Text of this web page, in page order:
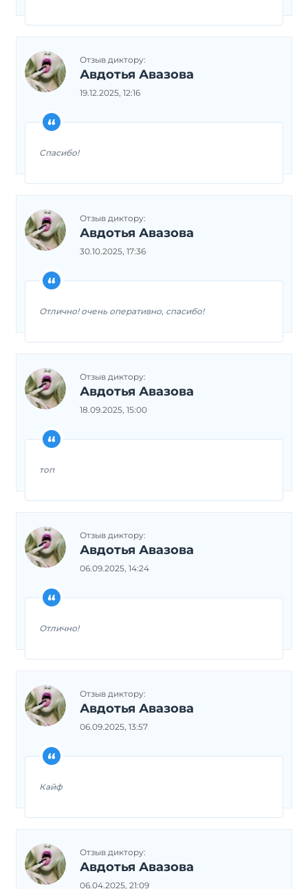
Отзыв диктору:
Авдотья Авазова
19.12.2025, 12:16
Спасибо!
Отзыв диктору:
Авдотья Авазова
30.10.2025, 17:36
Отлично! очень оперативно, спасибо!
Отзыв диктору:
Авдотья Авазова
18.09.2025, 15:00
топ
Отзыв диктору:
Авдотья Авазова
06.09.2025, 14:24
Отлично!
Отзыв диктору:
Авдотья Авазова
06.09.2025, 13:57
Кайф
Отзыв диктору:
Авдотья Авазова
06.04.2025, 21:09